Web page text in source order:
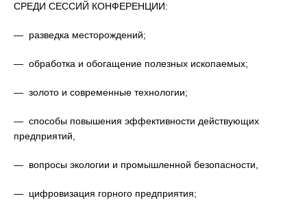
СРЕДИ СЕССИЙ КОНФЕРЕНЦИИ:
— разведка месторождений;
— обработка и обогащение полезных ископаемых;
— золото и современные технологии;
— способы повышения эффективности действующих
предприятий,
— вопросы экологии и промышленной безопасности,
— цифровизация горного предприятия;